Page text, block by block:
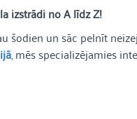
izstrādi no A līdz Z!
šodien un sāc pelnīt
, mēs specializējamies